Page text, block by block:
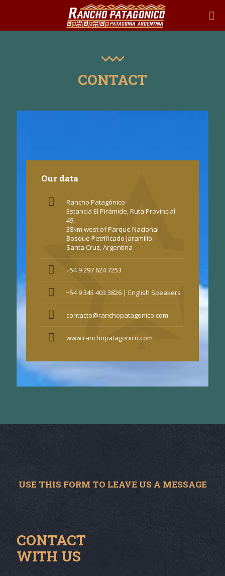
CONTACT
Our data
Rancho Patagónico
Estancia El Pirámide, Ruta Provincial
49,
38km west of Parque Nacional
Bosque Petrificado Jaramillo.
Santa Cruz, Argentina
+54 9 297 624 7253
+54 9 345 403 3826 | English Speakers
contacto@ranchopatagonico.com
www.ranchopatagonico.com
USE THIS FORM TO LEAVE US A MESSAGE
CONTACT
WITH US